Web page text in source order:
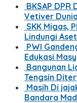
BKSAP
Vetiver
SKK Migas,
Lindungi
PWI
Edukasi
Bangunan
Tengsin
Masih Di
Bandara